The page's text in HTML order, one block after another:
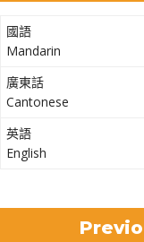
國語
Mandarin
廣東話
Cantonese
英語
English